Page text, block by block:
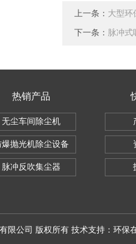
上一条： 大型环
下一条： 脉冲式
热销产品
无尘车间除尘机
爆抛光机除尘设备
脉冲反吹集尘器
限公司 版权所有 技术支持： 环保